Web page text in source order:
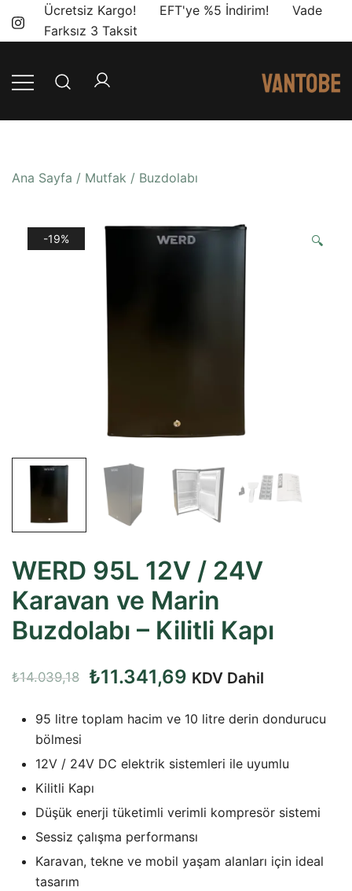
Ücretsiz Kargo! EFT'ye %5 İndirim! Vade
Farksız 3 Taksit
Ana Sayfa / Mutfak / Buzdolabı
-19% 🔍
WERD 95L 12V / 24V
Karavan ve Marin
Buzdolabı – Kilitli Kapı
₺14.039,18
Orijinal
₺11.341,69 Şu
₺11.341,69.
KDV Dahil
95 litre toplam hacim ve 10 litre derin dondurucu
bölmesi
12V / 24V DC elektrik sistemleri ile uyumlu
Kilitli Kapı
Düşük enerji tüketimli verimli kompresör sistemi
Sessiz çalışma performansı
Karavan, tekne ve mobil yaşam alanları için ideal
tasarım